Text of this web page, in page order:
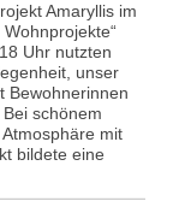
Amaryllis im
Uhr nutzten
unser
Bewohnerinnen
schönem
mit
bildete eine